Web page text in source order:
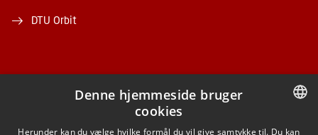
DTU Orbit
FACEBOOK
DANISH
Denne hjemmeside bruger
cookies
Herunder kan du vælge hvilke formål du vil give samtykke til. Du kan